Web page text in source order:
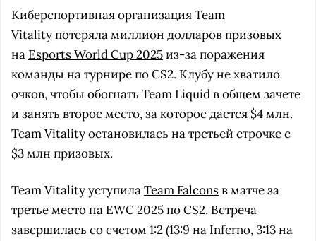
Киберспортивная организацияTeam
Vitalityпотеряла миллион долларов призовых
на Esports World Cup 2025из-за поражения
команды на турнире по CS2. Клубу не хватило
очков, чтобы обогнать Team Liquid в общем зачете
и занять второе место, за которое дается $4 млн.
Team Vitality остановилась на третьей строчке с
$3 млн призовых.
Team Vitality уступилаTeam Falconsв матче за
третье место на EWC 2025 по CS2. Встреча
завершилась со счетом 1:2 (13:9 на Inferno, 3:13 на